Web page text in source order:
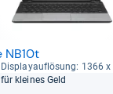
NB10t
Dis­pla­yauf­lö­sung: 1366
klei­nes Geld